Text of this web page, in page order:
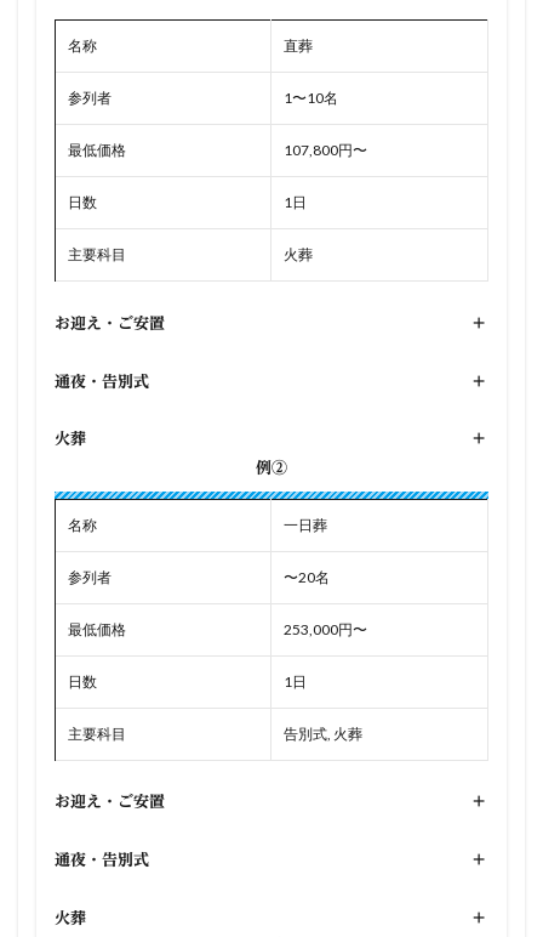
名称 直葬
参列者 1〜10名
最低価格 107,800円〜
日数 1日
主要科目 火葬
お迎え・ご安置 +
通夜・告別式 +
火葬
+
例②
名称 一日葬
参列者 〜20名
最低価格 253,000円〜
日数 1日
主要科目 告別式, 火葬
お迎え・ご安置 +
通夜・告別式 +
火葬
+